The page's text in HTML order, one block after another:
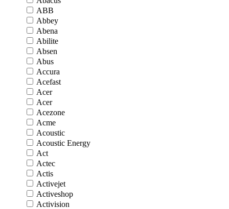
ABB
Abbey
Abena
Abilite
Absen
Abus
Accura
Acefast
Acer
Acer
Acezone
Acme
Acoustic
Acoustic Energy
Act
Actec
Actis
Activejet
Activeshop
Activision